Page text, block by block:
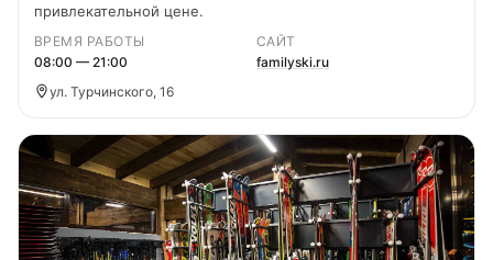
привлекательной цене.
ВРЕМЯ РАБОТЫ
08:00 — 21:00
САЙТ
familyski.ru
ул. Турчинского, 16